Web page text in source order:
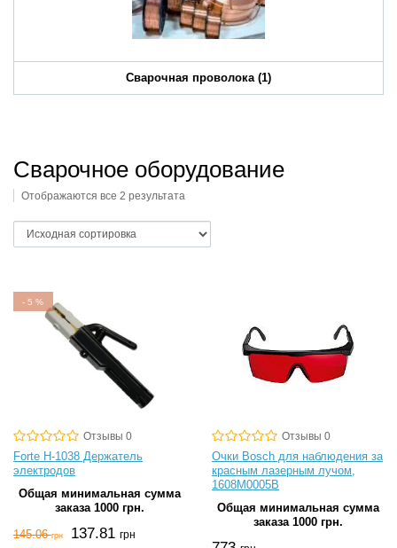
Сварочная проволока (1)
Сварочное оборудование
Отображаются все 2 результата
-5%
Отзывы 0
Forte H-1038 Держатель
электродов
Общая минимальная сумма
заказа 1000 грн.
145.06грн 137.81 грн
Отзывы 0
Очки Bosch для наблюдения за
красным лазерным лучом,
1608M0005B
Общая минимальная сумма
заказа 1000 грн.